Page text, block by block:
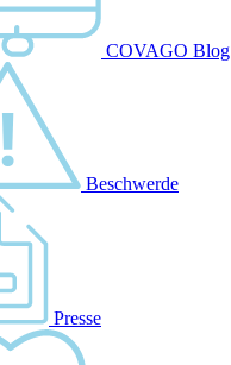
COVAGO Blog
Beschwerde
Presse